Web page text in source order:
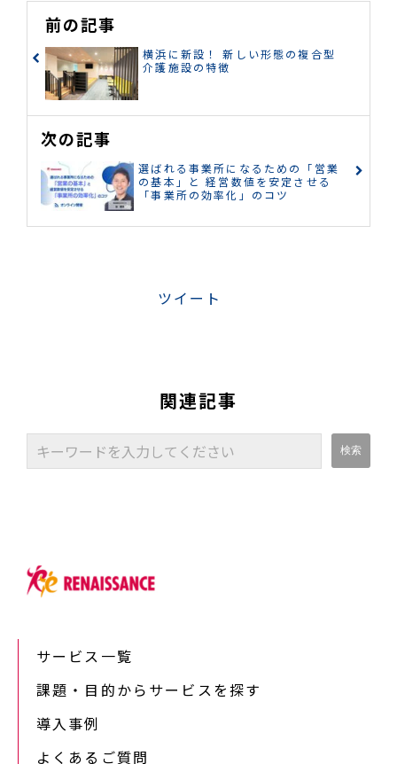
前の記事
横浜に新設！ 新しい形態の複合型
介護施設の特徴
次の記事
選ばれる事業所になるための「営業
の基本」と 経営数値を安定させる
「事業所の効率化」のコツ
ツイート
関連記事
サービス一覧
課題・目的からサービスを探す
導入事例
よくあるご質問